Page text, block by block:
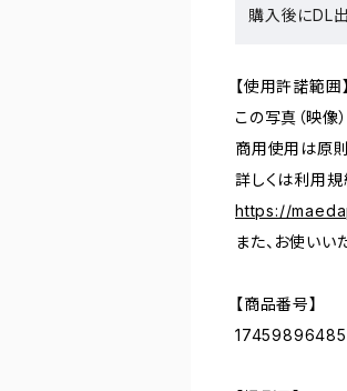
購入後にDL
【使用許諾範囲】
この写真（映像
商用使用は原則
詳しくは利用規
https://
また、お使いい
【商品番号】